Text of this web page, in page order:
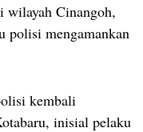
wilayah Cinangoh,
polisi mengamankan
kembali
inisial pelaku